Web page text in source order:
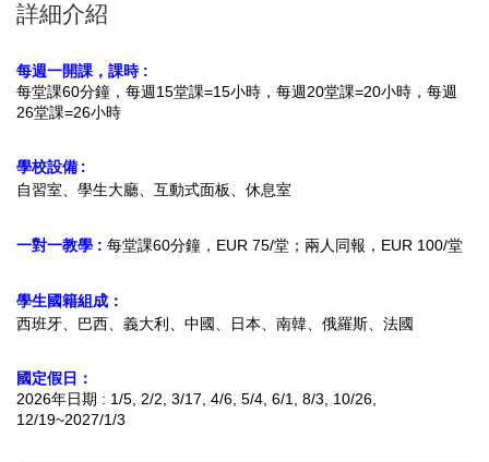
詳細介紹
每週一開課， 課時 :
每堂課60分鐘，每週15堂課=15小時， 每週20堂課=20小時， 每週
26堂課=26小時
學校設備 :
自習室、學生大廳、互動式面板、休息室
一對一教學 : 每堂課60分鐘，EUR 75/堂；兩人同報，EUR 100/堂
學生國籍組成：
西班牙、巴西、義大利、中國、日本、南韓、俄羅斯、法國
國定假日：
2026年日期 : 1/5, 2/2, 3/17, 4/6, 5/4, 6/1, 8/3, 10/26,
12/19~2027/1/3